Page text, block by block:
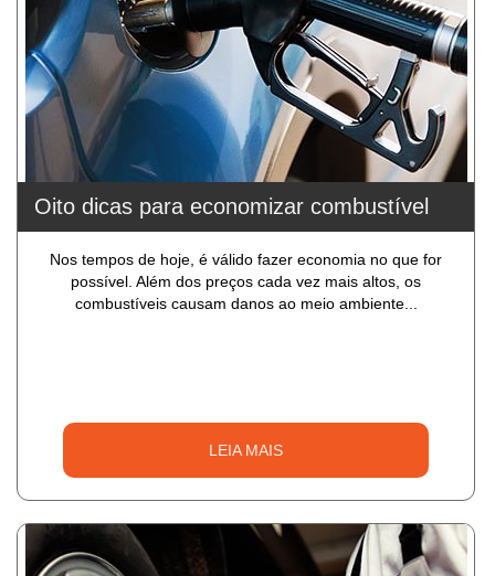
Oito dicas para economizar combustível
Nos tempos de hoje, é válido fazer economia no que for
possível. Além dos preços cada vez mais altos, os
combustíveis causam danos ao meio ambiente...
LEIA MAIS